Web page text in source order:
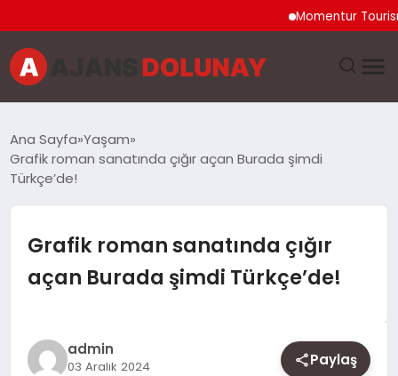
Momentur Tourism &
EĞITIM
MAGAZIN
Ana Sayfa Yaşam
Grafik roman sanatında çığır açan Burada şimdi
Türkçe’de!
Grafik roman sanatında çığır
açan Burada şimdi Türkçe’de!
admin
03 Aralık 2024 Paylaş